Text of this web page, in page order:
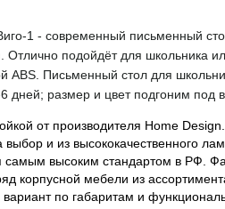
1 - современный письменный
Отлично подойдёт для школьника
ABS. Письменный стол для
дней; размер и цвет подгоним под
от производителя Home
выбор и из высококачественного
самым высоким стандартом в РФ.
корпусной мебели из
по габаритам и